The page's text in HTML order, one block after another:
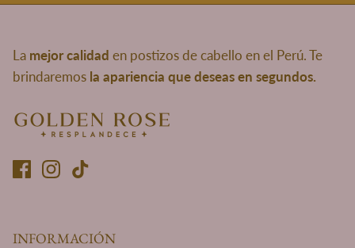
La mejor calidad en postizos de cabello en el Perú. Te
brindaremos la apariencia que deseas en segundos.
INFORMACIÓN